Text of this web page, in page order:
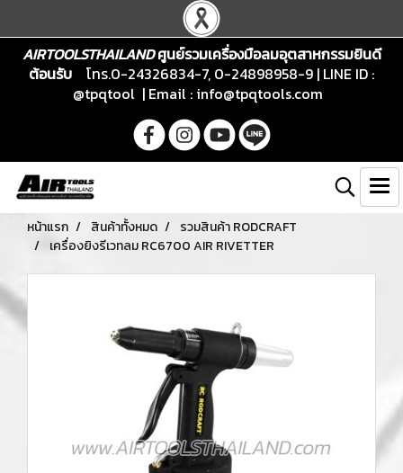
AIRTOOLSTHAILANDศูนย์รวมเครื่องมือลมอุตสาหกรรมยินดี
ต้อนรับ
โทร.0-24326834-7, 0-24898958-9 | LINE ID :
@tpqtool | Email : info@tpqtools.com
หน้าแรก สินค้าทั้งหมด
รวมสินค้า RODCRAFT
เครื่องยิงรีเวทลม RC6700 AIR RIVETTER